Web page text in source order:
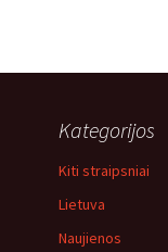
Kategorijos
Kiti straipsniai
Lietuva
Naujienos